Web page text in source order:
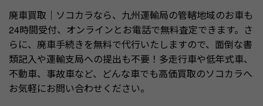
廃車買取｜ソコカラなら、九州運輸局の管轄地域のお車も
24時間受付、オンラインとお電話で無料査定できます。さ
らに、廃車手続きを無料で代行いたしますので、面倒な書
類記入や運輸支局への提出も不要！多走行車や低年式車、
不動車、事故車など、どんな車でも高価買取のソコカラへ
お気軽にお問い合わせください。